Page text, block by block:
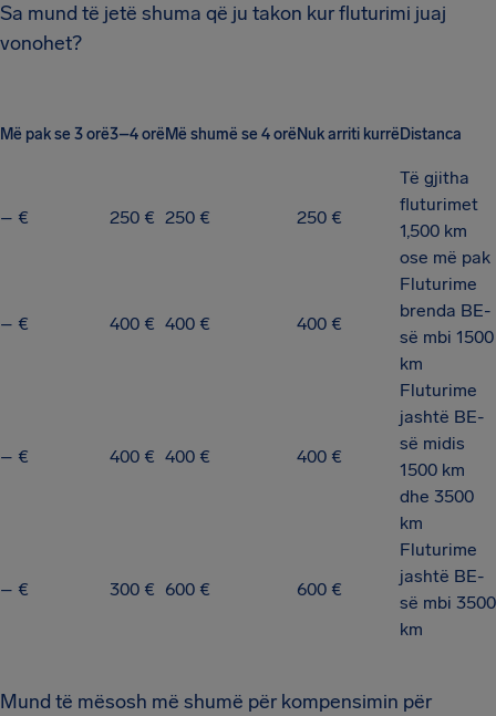
Sa mund të jetë shuma që ju takon kur fluturimi juaj
vonohet?
Më pak se 3 orë3–4 orëMë shumë se 4 orëNuk arriti kurrëDistanca
– € 250 € 250 € 250 €
Të gjitha
fluturimet
1,500 km
ose më pak
– € 400 € 400 € 400 €
Fluturime
brenda BE-
së mbi 1500
km
– € 400 € 400 € 400 €
Fluturime
jashtë BE-
së midis
1500 km
dhe 3500
km
– € 300 € 600 € 600 €
Fluturime
jashtë BE-
së mbi 3500
km
Mund të mësosh më shumë për kompensimin për